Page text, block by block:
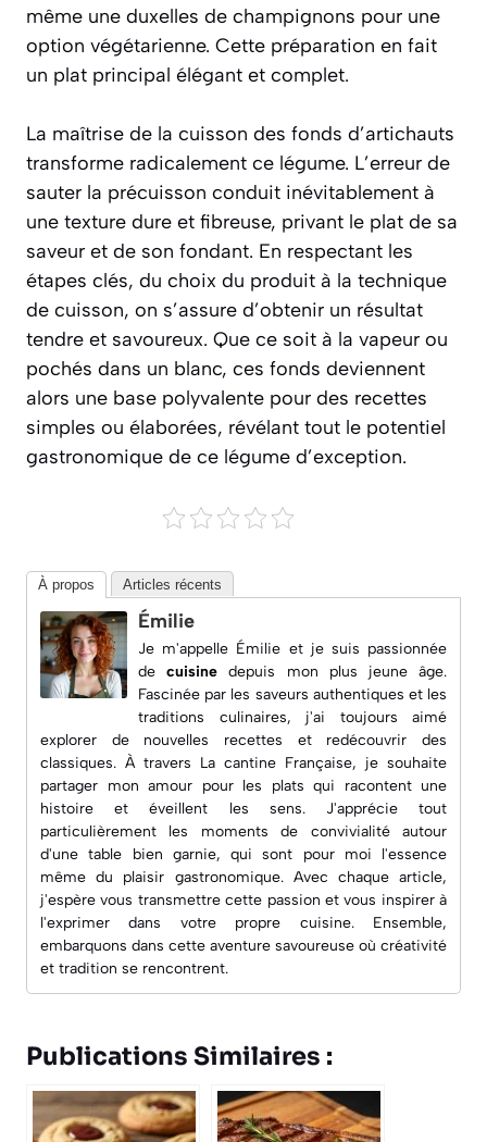
même une duxelles de champignons pour une
option végétarienne. Cette préparation en fait
un plat principal élégant et complet.
La maîtrise de la cuisson des fonds d’artichauts
transforme radicalement ce légume. L’erreur de
sauter la précuisson conduit inévitablement à
une texture dure et fibreuse, privant le plat de sa
saveur et de son fondant. En respectant les
étapes clés, du choix du produit à la technique
de cuisson, on s’assure d’obtenir un résultat
tendre et savoureux. Que ce soit à la vapeur ou
pochés dans un blanc, ces fonds deviennent
alors une base polyvalente pour des recettes
simples ou élaborées, révélant tout le potentiel
gastronomique de ce légume d’exception.
À propos Articles récents
Émilie
Je m'appelle Émilie et je suis passionnée
decuisine depuis mon plus jeune âge.
Fascinée par les saveurs authentiques et les
traditions culinaires, j'ai toujours aimé
explorer de nouvelles recettes et redécouvrir des
classiques. À travers La cantine Française, je souhaite
partager mon amour pour les plats qui racontent une
histoire et éveillent les sens. J'apprécie tout
particulièrement les moments de convivialité autour
d'une table bien garnie, qui sont pour moi l'essence
même du plaisir gastronomique. Avec chaque article,
j'espère vous transmettre cette passion et vous inspirer à
l'exprimer dans votre propre cuisine. Ensemble,
embarquons dans cette aventure savoureuse où créativité
et tradition se rencontrent.
Publications Similaires :